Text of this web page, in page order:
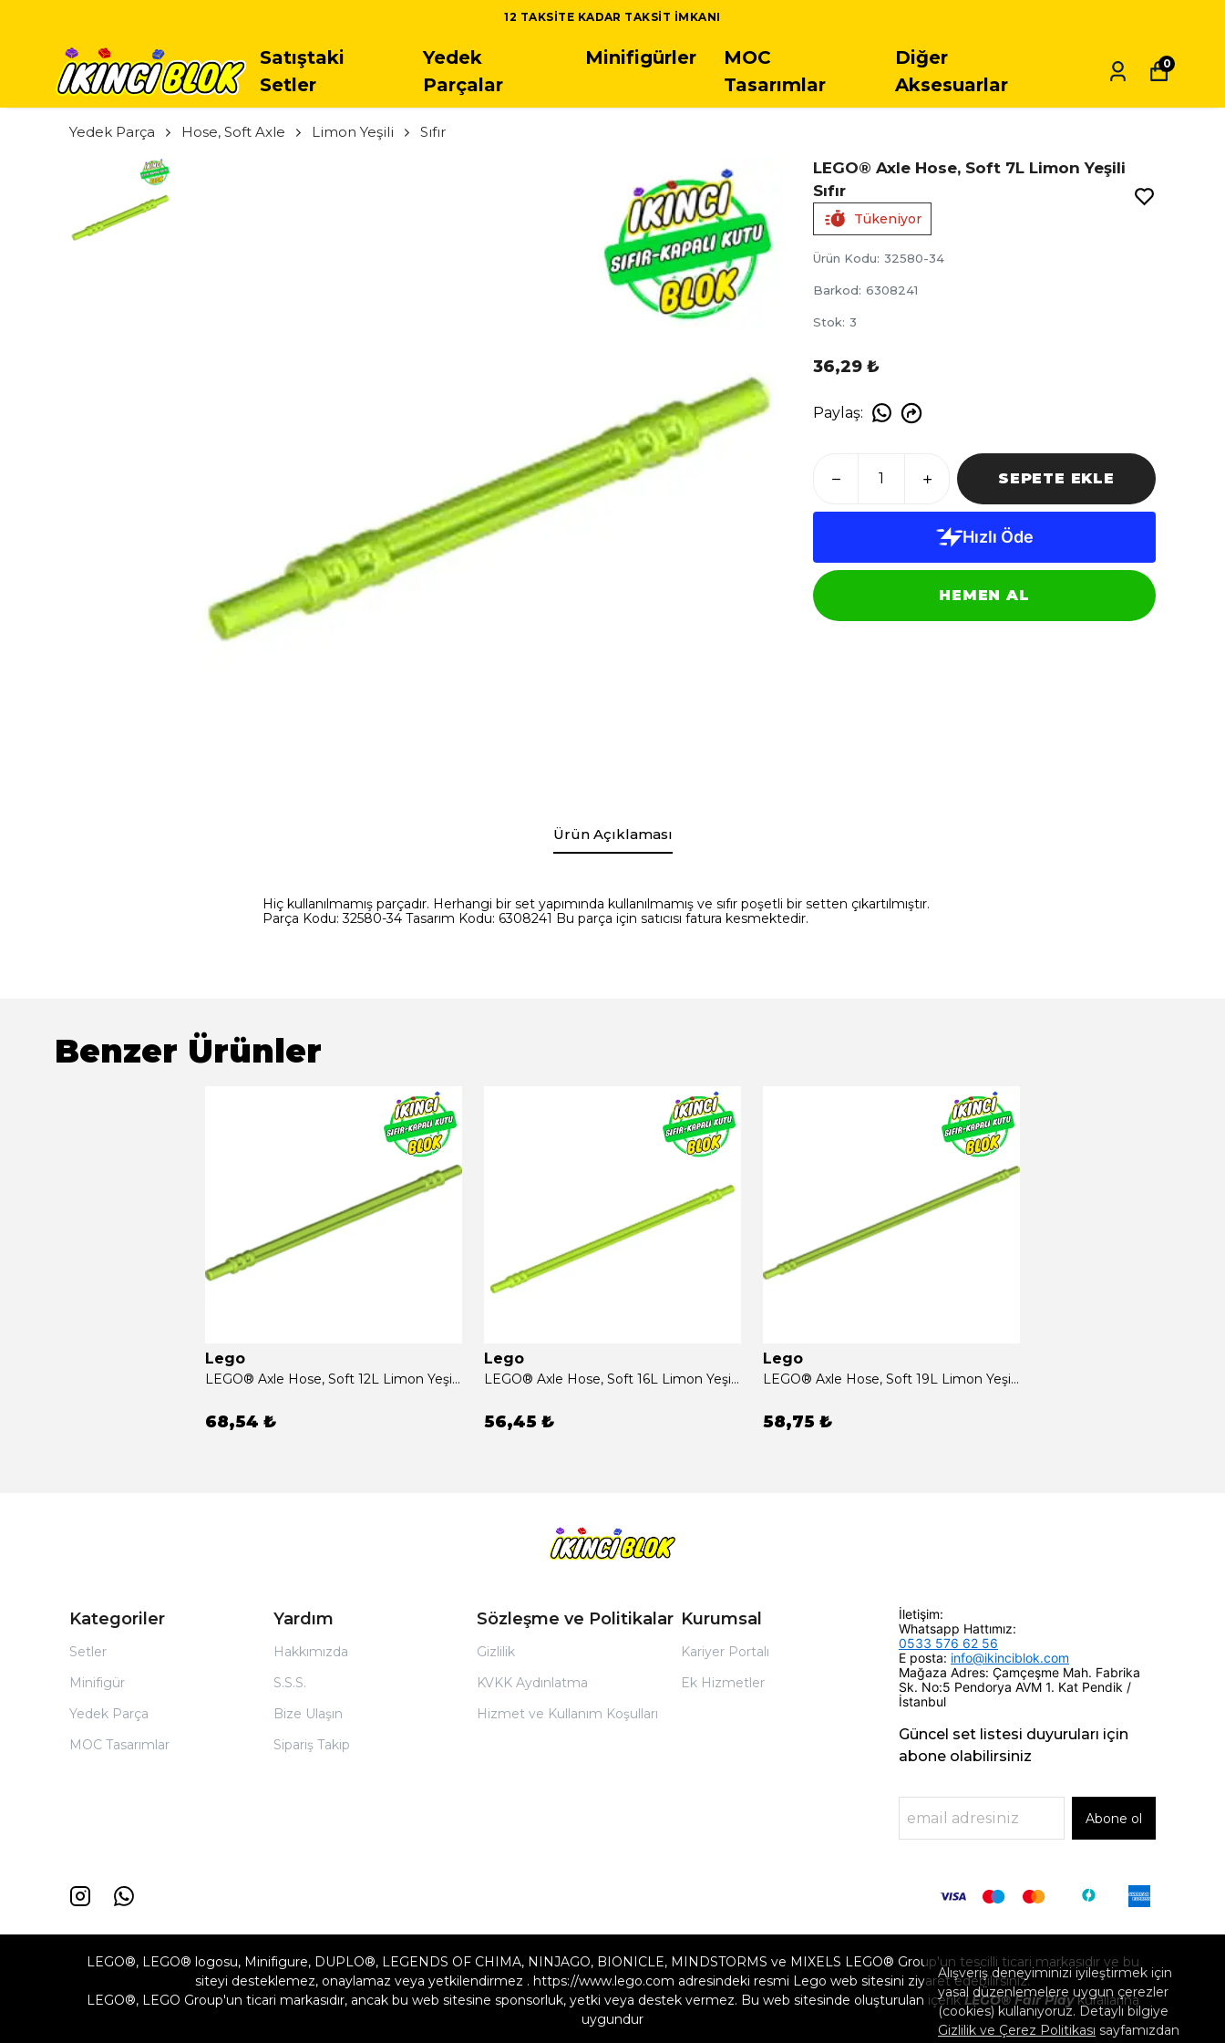
12 TAKSITE KADAR TAKSIT IMKANI
Satıştaki
Setler
Yedek
Parçalar
Minifigürler
MOC
Tasarımlar
Diğer
Aksesuarlar
0
Alışveriş deneyiminizi iyileştirmek için
yasal düzenlemelere uygun çerezler
(cookies) kullanıyoruz. Detaylı bilgiye
Gizlilik ve Çerez Politikası sayfamızdan
Yedek Parça Hose, Soft Axle Limon Yeşili Sıfır
LEGO® Axle Hose, Soft 7L Limon Yeşili
Sıfır
Tükeniyor
Ürün Kodu: 32580-34
Barkod: 6308241
Stok: 3
36,29 ₺
Paylaş:
SEPETE EKLE
HEMEN AL
Ürün Açıklaması
Hiç kullanılmamış parçadır. Herhangi bir set yapımında kullanılmamış ve sıfır poşetli bir setten çıkartılmıştır.
Parça Kodu: 32580-34 Tasarım Kodu: 6308241 Bu parça için satıcısı fatura kesmektedir.
Benzer Ürünler
Lego
LEGO® Axle Hose, Soft 12L Limon Yeşili Sıfır
68,54 ₺
Lego
LEGO® Axle Hose, Soft 16L Limon Yeşili Sıfır
56,45 ₺
Lego
LEGO® Axle Hose, Soft 19L Limon Yeşili Sıfır
58,75 ₺
Kategoriler
Setler
Minifigür
Yedek Parça
MOC Tasarımlar
Yardım
Hakkımızda
S.S.S.
Bize Ulaşın
Sipariş Takip
Sözleşme ve Politikalar
Gizlilik
KVKK Aydınlatma
Hizmet ve Kullanım Koşulları
Kurumsal
Kariyer Portalı
Ek Hizmetler
İletişim:
Whatsapp Hattımız:
0533 576 62 56
E posta: info@ikinciblok.com
Mağaza Adres: Çamçeşme Mah. Fabrika
Sk. No:5 Pendorya AVM 1. Kat Pendik /
İstanbul
Güncel set listesi duyuruları için
abone olabilirsiniz
Abone ol
LEGO®, LEGO® logosu, Minifigure, DUPLO®, LEGENDS OF CHIMA, NINJAGO, BIONICLE, MINDSTORMS ve MIXELS LEGO® Group'un tescilli ticari markasıdır ve bu
siteyi desteklemez, onaylamaz veya yetkilendirmez . https://www.lego.com adresindeki resmi Lego web sitesini ziyaret edebilirsiniz.
LEGO®, LEGO Group'un ticari markasıdır, ancak bu web sitesine sponsorluk, yetki veya destek vermez. Bu web sitesinde oluşturulan içerikLEGO® Fair Playkurallarına
uygundur